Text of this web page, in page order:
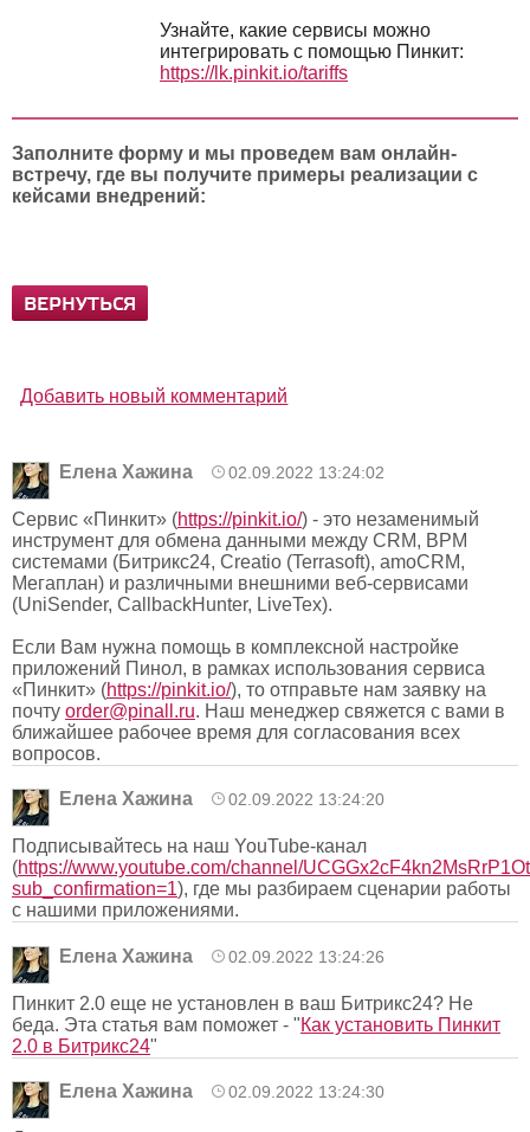
Узнайте, какие сервисы можно
интегрировать с помощью Пинкит:
https://lk.pinkit.io/tariffs
Заполните форму и мы проведем вам онлайн-
встречу, где вы получите примеры реализации с
кейсами внедрений:
ВЕРНУТЬСЯ
Добавить новый комментарий
Елена Хажина 02.09.2022 13:24:02
Сервис «Пинкит» (https://pinkit.io/) - это незаменимый
инструмент для обмена данными между CRM, BPM
системами (Битрикс24, Creatio (Terrasoft), amoCRM,
Мегаплан) и различными внешними веб-сервисами
(UniSender, CallbackHunter, LiveTex).
Если Вам нужна помощь в комплексной настройке
приложений Пинол, в рамках использования сервиса
«Пинкит» (https://pinkit.io/), то отправьте нам заявку на
почту order@pinall.ru. Наш менеджер свяжется с вами в
ближайшее рабочее время для согласования всех
вопросов.
Елена Хажина 02.09.2022 13:24:20
Подписывайтесь на наш YouTube-канал
(https://www.youtube.com/channel/
sub_confirmation=1), где мы разбираем сценарии работы
с нашими приложениями.
Елена Хажина 02.09.2022 13:24:26
Пинкит 2.0 еще не установлен в ваш Битрикс24? Не
беда. Эта статья вам поможет - "Как установить Пинкит
2.0 в Битрикс24"
Елена Хажина 02.09.2022 13:24:30